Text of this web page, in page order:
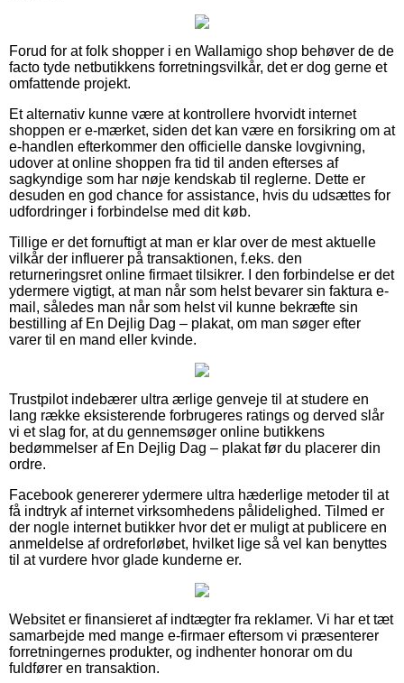
Forud for at folk shopper i en Wallamigo shop behøver de de
facto tyde netbutikkens forretningsvilkår, det er dog gerne et
omfattende projekt.
Et alternativ kunne være at kontrollere hvorvidt internet
shoppen er e-mærket, siden det kan være en forsikring om at
e-handlen efterkommer den officielle danske lovgivning,
udover at online shoppen fra tid til anden efterses af
sagkyndige som har nøje kendskab til reglerne. Dette er
desuden en god chance for assistance, hvis du udsættes for
udfordringer i forbindelse med dit køb.
Tillige er det fornuftigt at man er klar over de mest aktuelle
vilkår der influerer på transaktionen, f.eks. den
returneringsret online firmaet tilsikrer. I den forbindelse er det
ydermere vigtigt, at man når som helst bevarer sin faktura e-
mail, således man når som helst vil kunne bekræfte sin
bestilling af En Dejlig Dag – plakat, om man søger efter
varer til en mand eller kvinde.
Trustpilot indebærer ultra ærlige genveje til at studere en
lang række eksisterende forbrugeres ratings og derved slår
vi et slag for, at du gennemsøger online butikkens
bedømmelser af En Dejlig Dag – plakat før du placerer din
ordre.
Facebook genererer ydermere ultra hæderlige metoder til at
få indtryk af internet virksomhedens pålidelighed. Tilmed er
der nogle internet butikker hvor det er muligt at publicere en
anmeldelse af ordreforløbet, hvilket lige så vel kan benyttes
til at vurdere hvor glade kunderne er.
Websitet er finansieret af indtægter fra reklamer. Vi har et tæt
samarbejde med mange e-firmaer eftersom vi præsenterer
forretningernes produkter, og indhenter honorar om du
fuldfører en transaktion.